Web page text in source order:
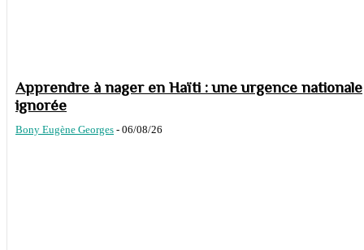
Apprendre à nager en Haïti : une urgence nationale
ignorée
Bony Eugène Georges - 06/08/26